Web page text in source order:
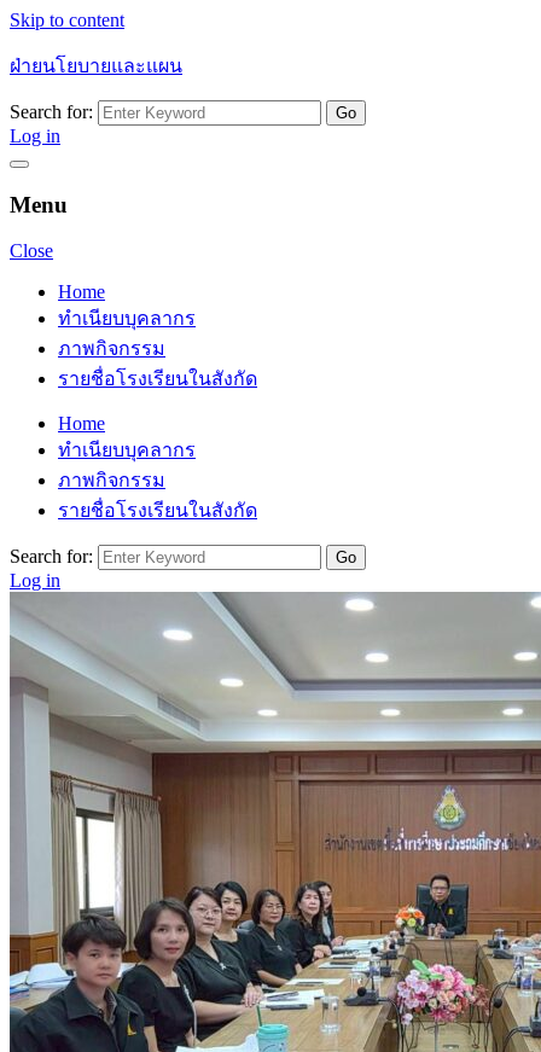
Skip to content
ฝ่ายนโยบายและแผน
Search for:
Log in
Menu
Close
Home
ทำเนียบบุคลากร
ภาพกิจกรรม
รายชื่อโรงเรียนในสังกัด
Home
ทำเนียบบุคลากร
ภาพกิจกรรม
รายชื่อโรงเรียนในสังกัด
Search for:
Log in